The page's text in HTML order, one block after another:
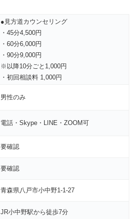
●見方道カウンセリング
・45分4,500円
・60分6,000円
・90分9,000円
※以降10分ごと1,000円
・初回相談料 1,000円
男性のみ
電話・Skype・LINE・ZOOM可
要確認
要確認
青森県八戸市小中野1-1-27
JR小中野駅から徒歩7分